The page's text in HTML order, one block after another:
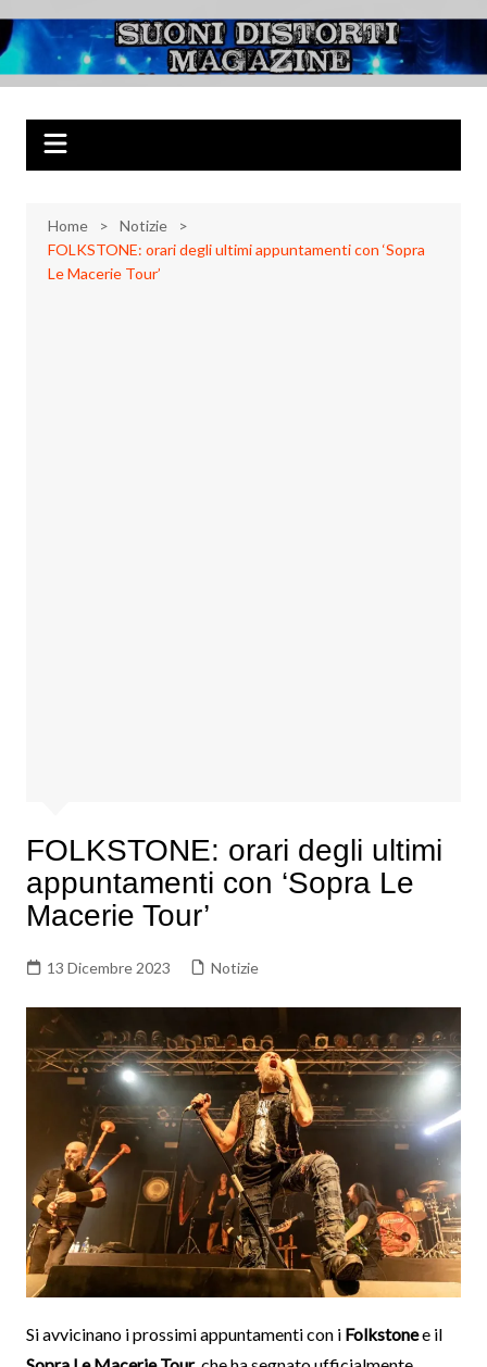
al
contenuto
Suoni Distorti
Magazine
Musica Rock, Metal, Punk e varie sonorità alternative
Home
Notizie
FOLKSTONE: orari degli ultimi appuntamenti con ‘Sopra
Le Macerie Tour’
FOLKSTONE: orari degli ultimi
appuntamenti con ‘Sopra Le
Macerie Tour’
13 Dicembre 2023 Notizie
Si avvicinano i prossimi appuntamenti con i Folkstonee il